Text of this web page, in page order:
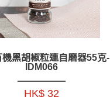
機黑胡椒粒連自磨器55克-
IDM066
HK$ 32